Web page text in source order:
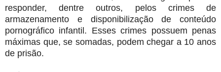
responder, dentre outros, pelos crimes de
armazenamento e disponibilização de conteúdo
pornográfico infantil. Esses crimes possuem penas
máximas que, se somadas, podem chegar a 10 anos
de prisão.